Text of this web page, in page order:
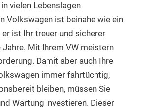
vielen Lebenslagen
Volkswagen ist beinahe wie ein
ist Ihr treuer und sicherer
Jahre. Mit Ihrem VW meistern
Damit aber auch Ihre
immer fahrtüchtig,
bleiben, müssen Sie
Wartung investieren. Dieser